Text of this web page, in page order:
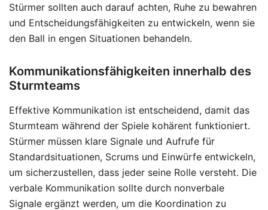
Stürmer sollten auch darauf achten, Ruhe zu bewahren
und Entscheidungsfähigkeiten zu entwickeln, wenn sie
den Ball in engen Situationen behandeln.
Kommunikationsfähigkeiten innerhalb des
Sturmteams
Effektive Kommunikation ist entscheidend, damit das
Sturmteam während der Spiele kohärent funktioniert.
Stürmer müssen klare Signale und Aufrufe für
Standardsituationen, Scrums und Einwürfe entwickeln,
um sicherzustellen, dass jeder seine Rolle versteht. Die
verbale Kommunikation sollte durch nonverbale
Signale ergänzt werden, um die Koordination zu